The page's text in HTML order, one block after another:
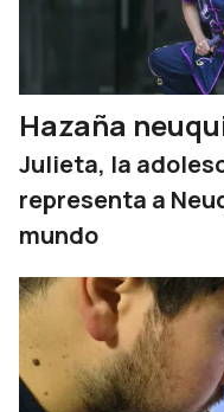
Hazaña
Julieta, la
representa a
mundo